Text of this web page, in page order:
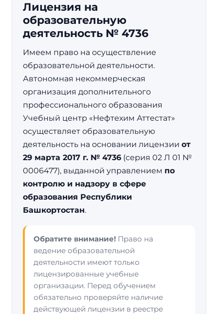
Лицензия на
образовательную
деятельность № 4736
Имеем право на осуществление
образовательной деятельности.
Автономная некоммерческая
организация дополнительного
профессионального образования
Учебный центр «Нефтехим Аттестат»
осуществляет образовательную
деятельность на основании лицензии от
29 марта 2017 г. № 4736 (серия 02 Л 01 №
0006477), выданной управлением по
контролю и надзору в сфере
образования Республики
Башкортостан.
Обратите внимание! Право на
ведение образовательной
деятельности имеют только
лицензированные учебные
организации. Перед обучением
обязательно проверяйте наличие
действующей лицензии в реестре